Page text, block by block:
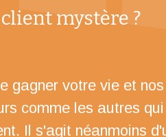
mystère ?
gagner votre vie et nos
comme les autres qui
Il s'agit néanmoins